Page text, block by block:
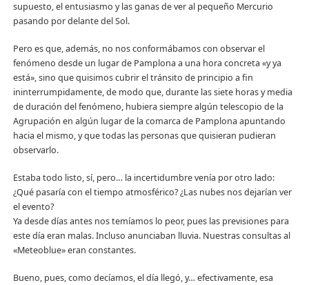
supuesto, el entusiasmo y las ganas de ver al pequeño Mercurio
pasando por delante del Sol.
Pero es que, además, no nos conformábamos con observar el
fenómeno desde un lugar de Pamplona a una hora concreta «y ya
está», sino que quisimos cubrir el tránsito de principio a fin
ininterrumpidamente, de modo que, durante las siete horas y media
de duración del fenómeno, hubiera siempre algún telescopio de la
Agrupación en algún lugar de la comarca de Pamplona apuntando
hacia el mismo, y que todas las personas que quisieran pudieran
observarlo.
Estaba todo listo, sí, pero… la incertidumbre venía por otro lado:
¿Qué pasaría con el tiempo atmosférico? ¿Las nubes nos dejarían ver
el evento?
Ya desde días antes nos temíamos lo peor, pues las previsiones para
este día eran malas. Incluso anunciaban lluvia. Nuestras consultas al
«Meteoblue» eran constantes.
Bueno, pues, como decíamos, el día llegó, y… efectivamente, esa